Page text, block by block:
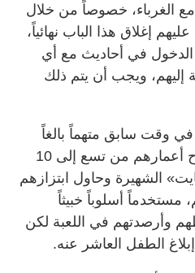
الغرباء، خصوصاً من خلال
إغلاق هذا الباب نهائياً،
الدخول في أحاديث مع أي
ويجب أن يتم ذلك
وقت سابق متهماً بالغاً
استدرج تسعة أطفال تراوح أعمارهم من تسع إلى 10
الشهيرة وحاول ابتزازهم
أسلوباً خبيثاً
وأرصدتهم في اللعبة لكن
الطفل العاشر عنه.